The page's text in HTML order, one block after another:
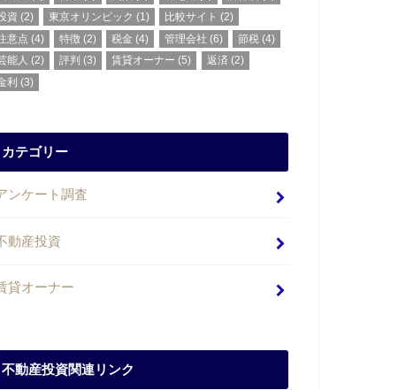
資 (2) 東京オリンピック (1) 比較サイト (2)
意点 (4) 特徴 (2) 税金 (4) 管理会社 (6) 節税 (4)
能人 (2) 評判 (3) 賃貸オーナー (5) 返済 (2)
利 (3)
カテゴリー
ンケート調査
動産投資
貸オーナー
不動産投資関連リンク